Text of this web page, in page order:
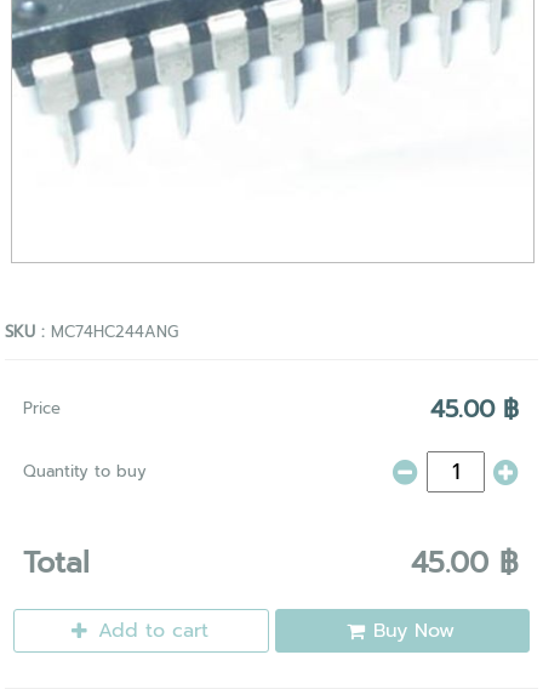
SKU : MC74HC244ANG
Price 45.00 ฿
Quantity to buy
Total 45.00 ฿
Add to cart Buy Now